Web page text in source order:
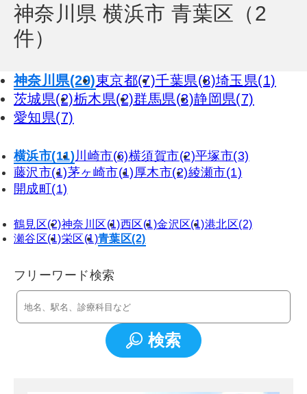
神奈川県 横浜市 青葉区（2
件）
神奈川県(29)東京都(7)千葉県(8)埼玉県(1)
茨城県(2)栃木県(2)群馬県(3)静岡県(7)
愛知県(7)
横浜市(11) 川崎市(6)横須賀市(2)平塚市(3)
藤沢市(1)茅ヶ崎市(1)厚木市(2)綾瀬市(1)
開成町(1)
鶴見区(2)神奈川区(1)西区(1)金沢区(1)港北区(2)
瀬谷区(1)栄区(1)青葉区(2)
フリーワード検索
検索